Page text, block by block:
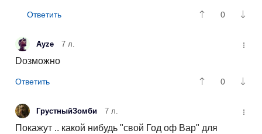
0
Ayze 7 л.
Dозможно
0
ГрустныйЗомби 7 л.
Покажут .. какой нибудь "свой Год оф Вар" для